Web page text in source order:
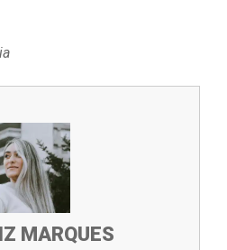
MARQUES